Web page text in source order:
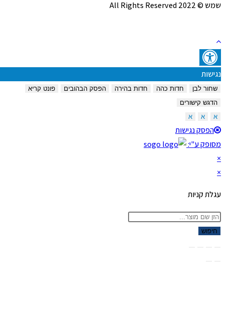
שמש © 2022 All Rights Reserved
נגישות
שחור לבן חדות כהה חדות בהירה הפסק הבהובים
פונט קריא
הדגש קישורים
הפסק נגישות
מסופק ע"י:
עגלת קניות
Products
search
חיפוש